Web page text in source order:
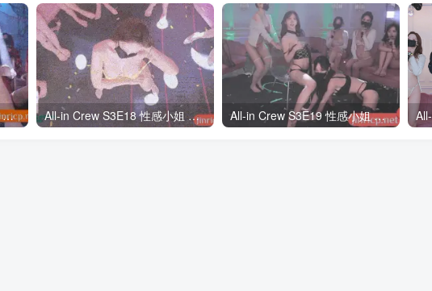
All-in Crew S3E17 性感小姐 第3季 第17期 终极Cosplay大对决 中韩简繁字幕 All-in Crew S3E18 性感小姐 第3季 第18期 多巴胺日 中韩简繁字幕 All-in Crew S3E19 性感小姐 第3季 第19期 完结撒花 中韩简繁字幕